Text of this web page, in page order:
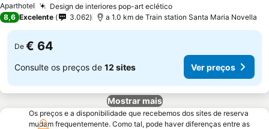
Aparthotel Design de interiores pop-art ecléticoVer preços
8,6 Excelente 3.062 a 1.0 km de Train station Santa Maria Novella
De € 64
Consulte os preços de 12 sites Ver preços
Mostrar mais
Os preços e a disponibilidade que recebemos dos sites de reserva
mudam frequentemente. Como tal, pode haver diferenças entre as